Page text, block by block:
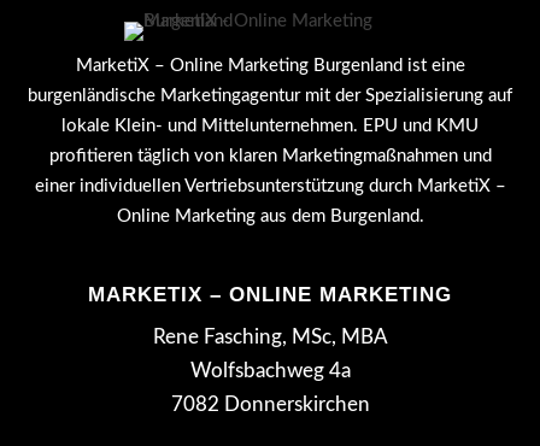
MarketiX – Online Marketing Burgenland ist eine
burgenländische Marketingagentur mit der Spezialisierung auf
lokale Klein- und Mittelunternehmen. EPU und KMU
profitieren täglich von klaren Marketingmaßnahmen und
einer individuellen Vertriebsunterstützung durch MarketiX –
Online Marketing aus dem Burgenland.
MARKETIX – ONLINE MARKETING
Rene Fasching, MSc, MBA
Wolfsbachweg 4a
7082 Donnerskirchen